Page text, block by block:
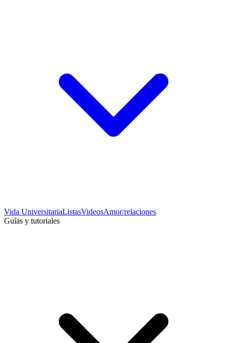
Vida UniversitariaListasVideosAmor/relaciones
Guías y tutoriales